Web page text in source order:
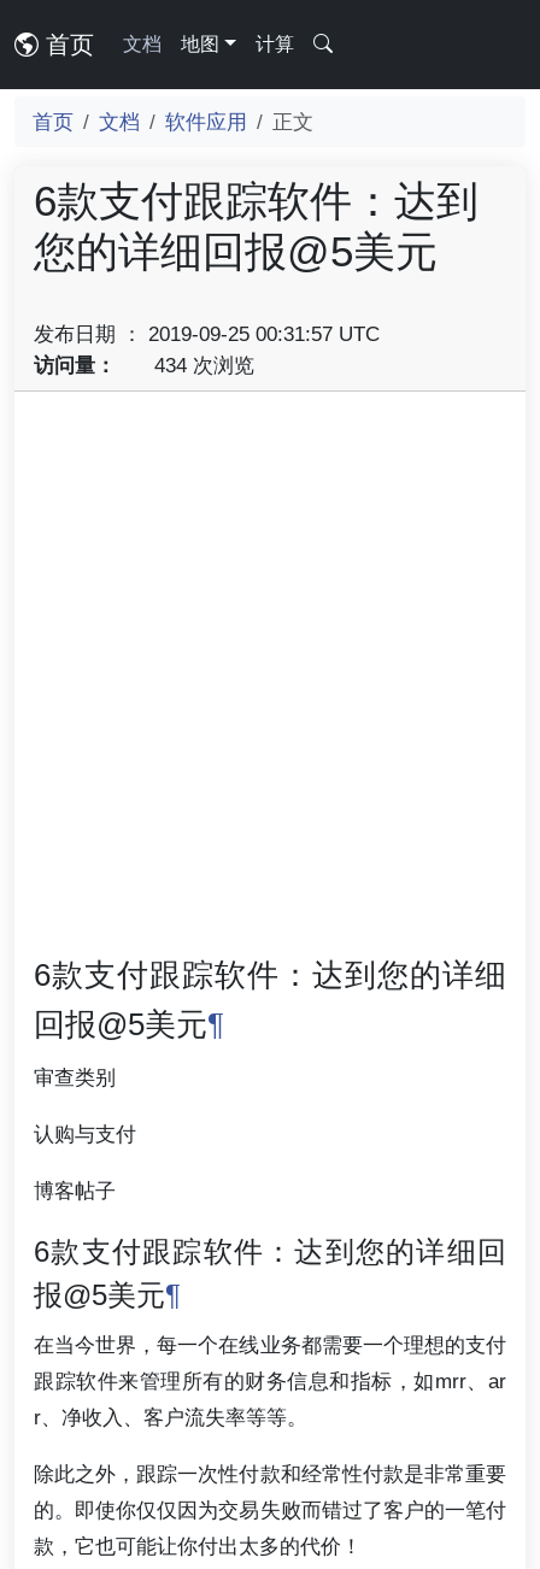
首页 文档 地图 计算
首页 文档 软件应用 正文
6款支付跟踪软件：达到
您的详细回报@5美元
发布日期 ： 2019-09-25 00:31:57 UTC
访问量：
434 次浏览
6款支付跟踪软件：达到您的详细
回报@5美元¶
审查类别
认购与支付
博客帖子
6款支付跟踪软件：达到您的详细回
报@5美元¶
在当今世界，每一个在线业务都需要一个理想的支付
跟踪软件来管理所有的财务信息和指标，如mrr、ar
r、净收入、客户流失率等等。
除此之外，跟踪一次性付款和经常性付款是非常重要
的。即使你仅仅因为交易失败而错过了客户的一笔付
款，它也可能让你付出太多的代价！